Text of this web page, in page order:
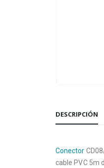
DESCRIPCIÓN
Conector
cable PVC 5m